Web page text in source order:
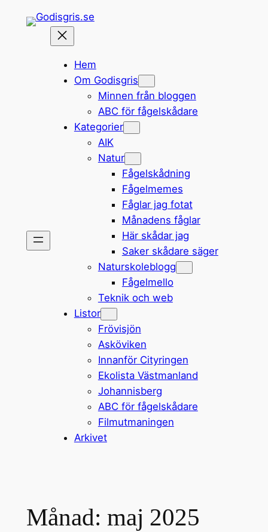
Hem
Om Godisgris
Minnen från bloggen
ABC för fågelskådare
Kategorier
AIK
Natur
Fågelskådning
Fågelmemes
Fåglar jag fotat
Månadens fåglar
Här skådar jag
Saker skådare säger
Naturskoleblogg
Fågelmello
Teknik och web
Listor
Frövisjön
Asköviken
Innanför Cityringen
Ekolista Västmanland
Johannisberg
ABC för fågelskådare
Filmutmaningen
Arkivet
Månad: maj 2025